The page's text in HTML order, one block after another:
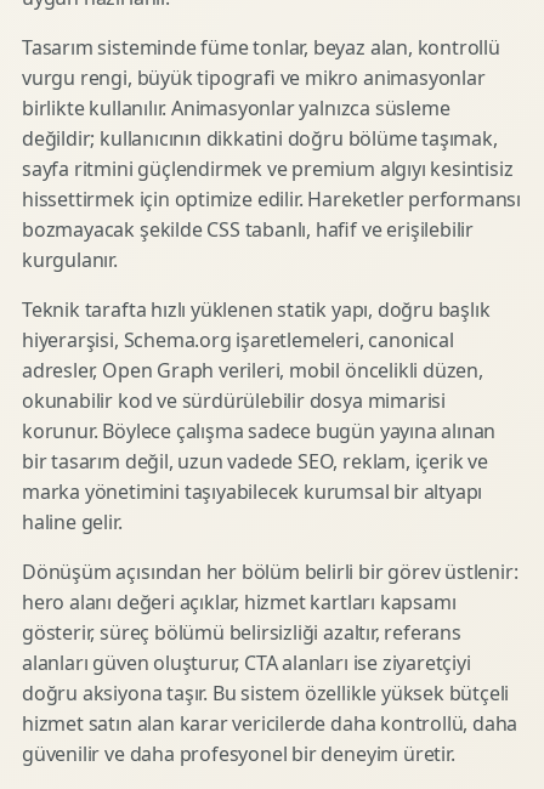
Tasarım sisteminde füme tonlar, beyaz alan, kontrollü
vurgu rengi, büyük tipografi ve mikro animasyonlar
birlikte kullanılır. Animasyonlar yalnızca süsleme
değildir; kullanıcının dikkatini doğru bölüme taşımak,
sayfa ritmini güçlendirmek ve premium algıyı kesintisiz
hissettirmek için optimize edilir. Hareketler performansı
bozmayacak şekilde CSS tabanlı, hafif ve erişilebilir
kurgulanır.
Teknik tarafta hızlı yüklenen statik yapı, doğru başlık
hiyerarşisi, Schema.org işaretlemeleri, canonical
adresler, Open Graph verileri, mobil öncelikli düzen,
okunabilir kod ve sürdürülebilir dosya mimarisi
korunur. Böylece çalışma sadece bugün yayına alınan
bir tasarım değil, uzun vadede SEO, reklam, içerik ve
marka yönetimini taşıyabilecek kurumsal bir altyapı
haline gelir.
Dönüşüm açısından her bölüm belirli bir görev üstlenir:
hero alanı değeri açıklar, hizmet kartları kapsamı
gösterir, süreç bölümü belirsizliği azaltır, referans
alanları güven oluşturur, CTA alanları ise ziyaretçiyi
doğru aksiyona taşır. Bu sistem özellikle yüksek bütçeli
hizmet satın alan karar vericilerde daha kontrollü, daha
güvenilir ve daha profesyonel bir deneyim üretir.